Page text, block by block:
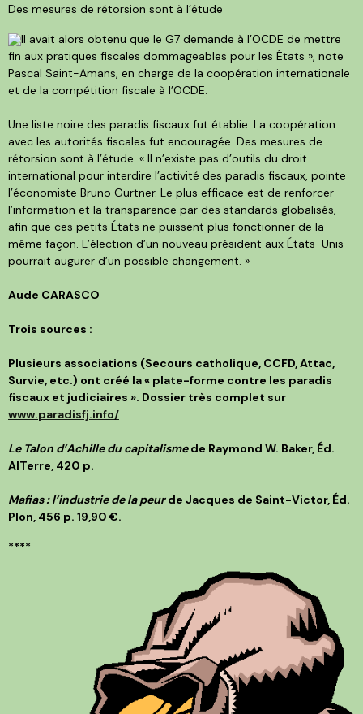
Des mesures de rétorsion sont à l’étude
Il avait alors obtenu que le G7 demande à l’OCDE de mettre
fin aux pratiques fiscales dommageables pour les États », note
Pascal Saint-Amans, en charge de la coopération internationale
et de la compétition fiscale à l’OCDE.
Une liste noire des paradis fiscaux fut établie. La coopération
avec les autorités fiscales fut encouragée. Des mesures de
rétorsion sont à l’étude. « Il n’existe pas d’outils du droit
international pour interdire l’activité des paradis fiscaux, pointe
l’économiste Bruno Gurtner. Le plus efficace est de renforcer
l’information et la transparence par des standards globalisés,
afin que ces petits États ne puissent plus fonctionner de la
même façon. L’élection d’un nouveau président aux États-Unis
pourrait augurer d’un possible changement. »
Aude CARASCO
Trois sources :
Plusieurs associations (Secours catholique, CCFD, Attac,
Survie, etc.) ont créé la « plate-forme contre les paradis
fiscaux et judiciaires ». Dossier très complet sur
www.paradisfj.info/
Le Talon d’Achille du capitalismede Raymond W. Baker, Éd.
AlTerre, 420 p.
Mafias : l’industrie de la peurde Jacques de Saint-Victor, Éd.
Plon, 456 p. 19,90 €.
****